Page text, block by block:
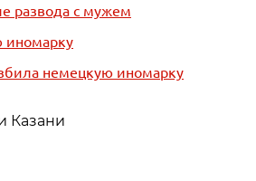
развода с мужем
иномарку
немецкую иномарку
Казани